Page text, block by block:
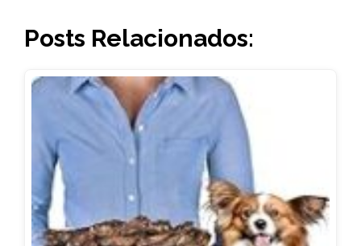
Posts Relacionados: